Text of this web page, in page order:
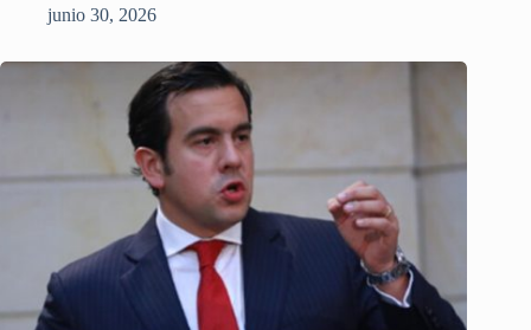
junio 30, 2026